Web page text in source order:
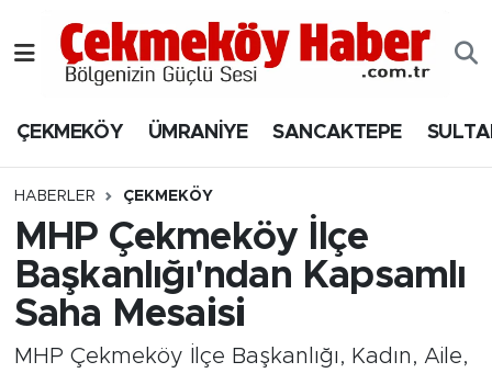
ÇEKMEKÖY ÜMRANİYE SANCAKTEPE
HABERLER ÇEKMEKÖY
MHP Çekmeköy İlçe
Başkanlığı'ndan Kapsamlı
Saha Mesaisi
MHP Çekmeköy İlçe Başkanlığı, Kadın, Aile,
Nöbetçi Eczaneler
Hava Durumu
Namaz Vakitleri
Trafik Durumu
Süper Lig Puan Durumu ve Fikstür
Tüm Manşetler